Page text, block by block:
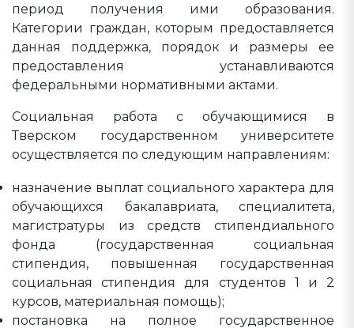
период получения ими образования.
Категории граждан, которым предоставляется
данная поддержка, порядок и размеры ее
предоставления устанавливаются
федеральными нормативными актами.
Социальная работа с обучающимися в
Тверском государственном университете
осуществляется по следующим направлениям:
назначение выплат социального характера для
обучающихся бакалавриата, специалитета,
магистратуры из средств стипендиального
фонда (государственная социальная
стипендия, повышенная государственная
социальная стипендия для студентов 1 и 2
курсов, материальная помощь);
постановка на полное государственное